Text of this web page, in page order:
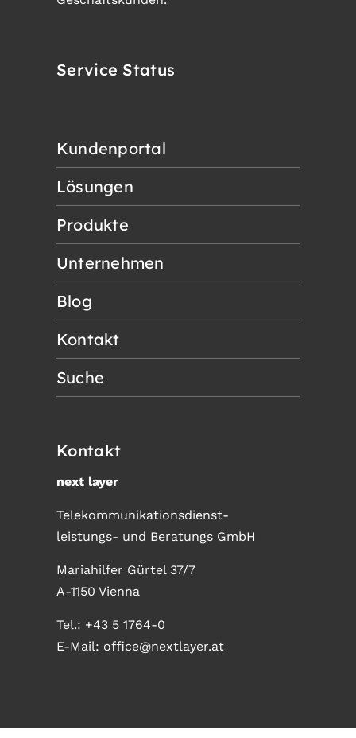
Service Status
Kundenportal
Lösungen
Produkte
Unternehmen
Blog
Kontakt
Suche
Kontakt
next layer
Telekommunikationsdienst-
leistungs- und Beratungs GmbH
Mariahilfer Gürtel 37/7
A-1150 Vienna
Tel.: +43 5 1764-0
E-Mail: office@nextlayer.at